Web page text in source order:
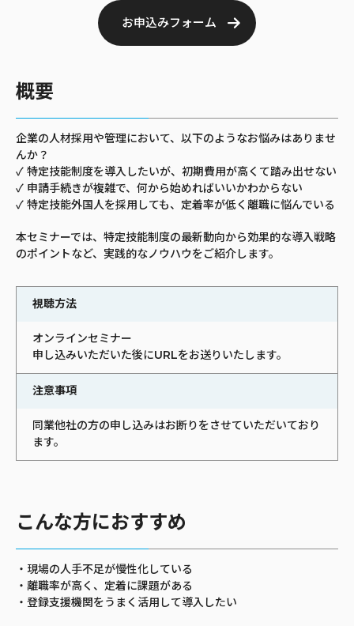
お申込みフォーム
概要
企業の人材採用や管理において、以下のようなお悩みはありませ
んか？
✓ 特定技能制度を導入したいが、初期費用が高くて踏み出せない
✓ 申請手続きが複雑で、何から始めればいいかわからない
✓ 特定技能外国人を採用しても、定着率が低く離職に悩んでいる
本セミナーでは、特定技能制度の最新動向から効果的な導入戦略
のポイントなど、実践的なノウハウをご紹介します。
視聴方法
オンラインセミナー
申し込みいただいた後にURLをお送りいたします。
注意事項
同業他社の方の申し込みはお断りをさせていただいており
ます。
こんな方におすすめ
・現場の人手不足が慢性化している
・離職率が高く、定着に課題がある
・登録支援機関をうまく活用して導入したい